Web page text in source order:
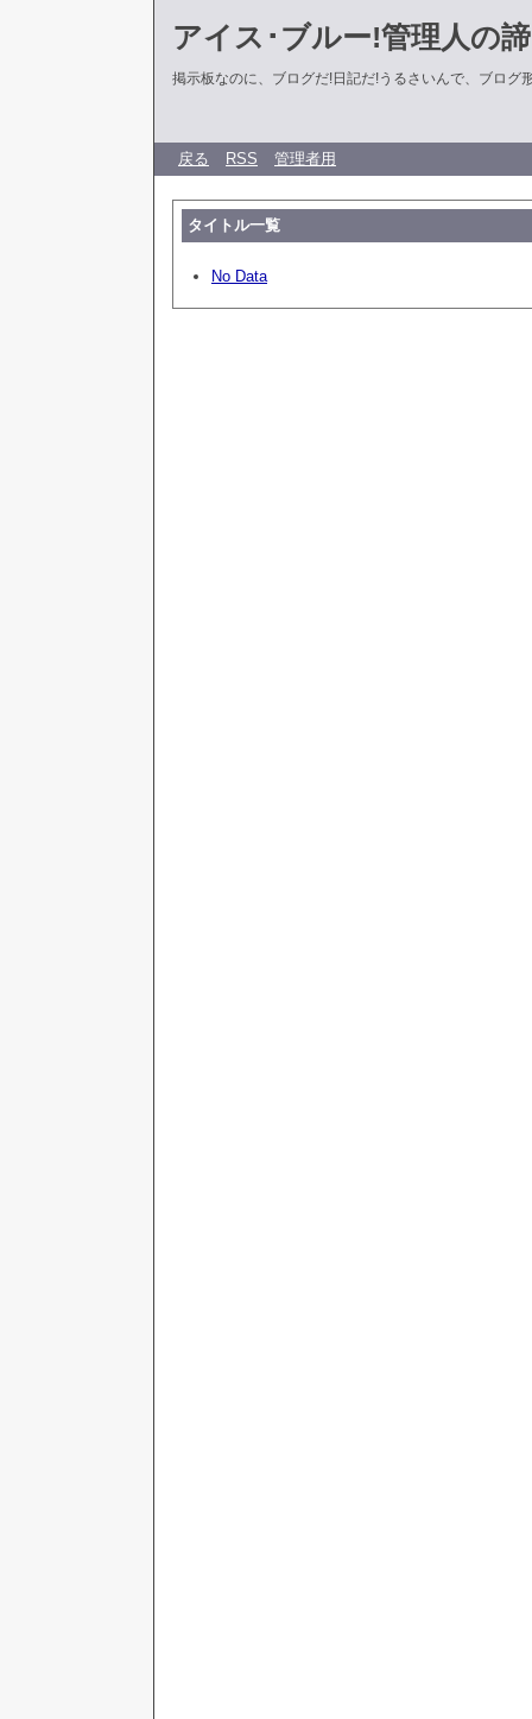
アイス･ブルー!管理人の
掲示板なのに、ブログだ!日記だ!うるさいんで、ブログ
戻る RSS 管理者用
タイトル一覧
No Data